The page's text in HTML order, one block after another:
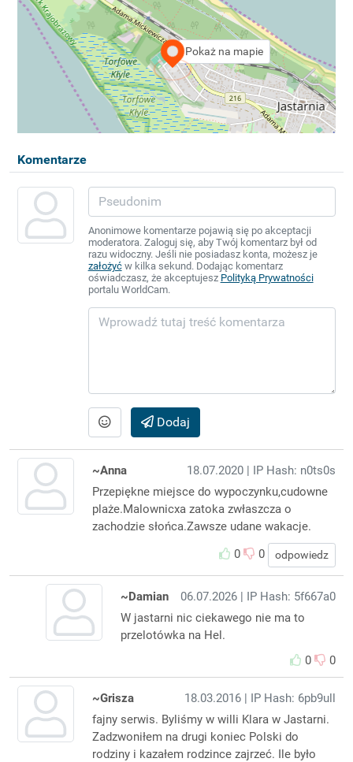
Pokaż na mapie
Komentarze
Anonimowe komentarze pojawią się po akceptacji
moderatora. Zaloguj się, aby Twój komentarz był od
razu widoczny. Jeśli nie posiadasz konta, możesz je
założyćw kilka sekund. Dodając komentarz
oświadczasz, że akceptujesz Polityką Prywatności
portalu WorldCam.
Dodaj
18.07.2020 | IP Hash: n0ts0s
~Anna
Przepiękne miejsce do wypoczynku,cudowne
plaże.Malownicxa zatoka zwłaszcza o
zachodzie słońca.Zawsze udane wakacje.
0
0 odpowiedz
06.07.2026 | IP Hash: 5f667a0
~Damian
W jastarni nic ciekawego nie ma to
przelotówka na Hel.
0
0
18.03.2016 | IP Hash: 6pb9ull
~Grisza
fajny serwis. Byliśmy w willi Klara w Jastarni.
Zadzwoniłem na drugi koniec Polski do
rodziny i kazałem rodzince zajrzeć. Ile było